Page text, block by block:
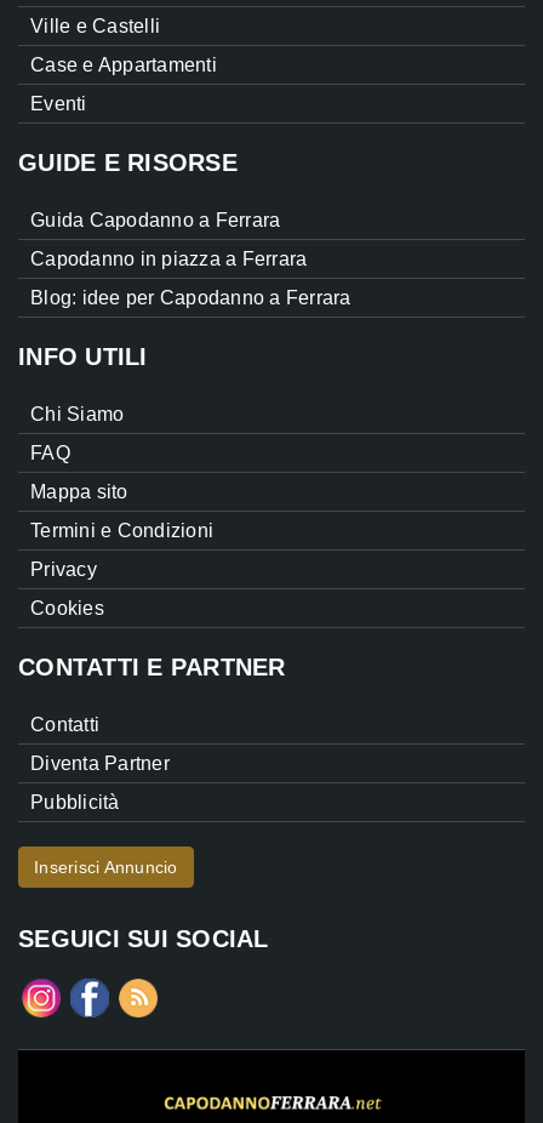
Ville e Castelli
Case e Appartamenti
Eventi
GUIDE E RISORSE
Guida Capodanno a Ferrara
Capodanno in piazza a Ferrara
Blog: idee per Capodanno a Ferrara
INFO UTILI
Chi Siamo
FAQ
Mappa sito
Termini e Condizioni
Privacy
Cookies
CONTATTI E PARTNER
Contatti
Diventa Partner
Pubblicità
Inserisci Annuncio
SEGUICI SUI SOCIAL